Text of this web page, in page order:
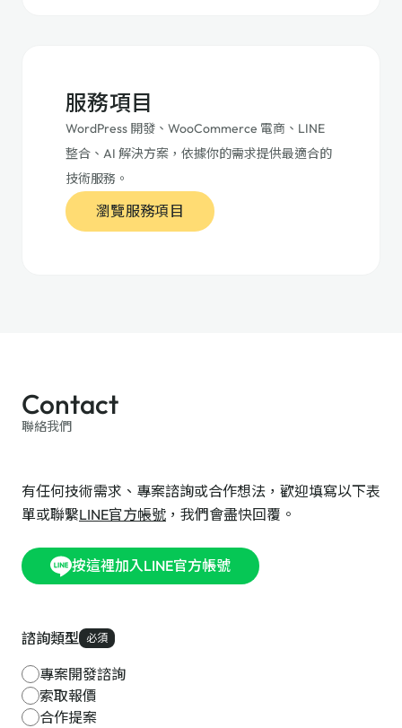
服務項目
WordPress 開發、WooCommerce 電商、LINE
整合、AI 解決方案，依據你的需求提供最適合的
技術服務。
瀏覽服務項目
Contact
聯絡我們
有任何技術需求、專案諮詢或合作想法，歡迎填寫以下表
單或聯繫LINE官方帳號 ，我們會盡快回覆。
按這裡加入LINE官方帳號
諮詢類型 必須
專案開發諮詢
索取報價
合作提案